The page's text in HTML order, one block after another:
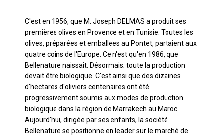
C'est en 1956, que M. Joseph DELMAS a produit ses
premières olives en Provence et en Tunisie. Toutes les
olives, préparées et emballées au Pontet, partaient aux
quatre coins de l'Europe. Ce n'est qu'en 1986, que
Bellenature naissait. Désormais, toute la production
devait être biologique. C'est ainsi que des dizaines
d'hectares d'oliviers centenaires ont été
progressivement soumis aux modes de production
biologique dans la région de Marrakech au Maroc.
Aujourd'hui, dirigée par ses enfants, la société
Bellenature se positionne en leader sur le marché de